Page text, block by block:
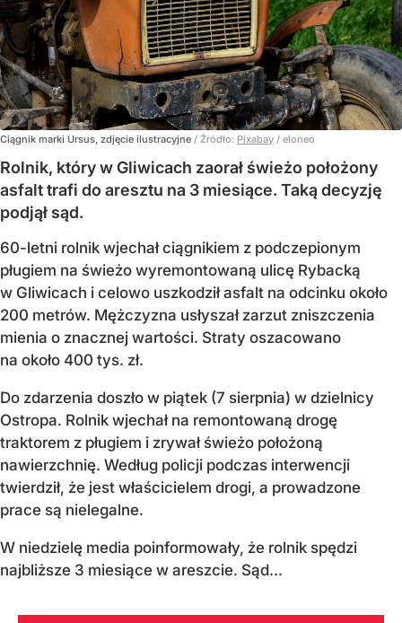
Ciągnik marki Ursus, zdjęcie ilustracyjne / Źródło: Pixabay / eloneo
Rolnik, który w Gliwicach zaorał świeżo położony
asfalt trafi do aresztu na 3 miesiące. Taką decyzję
podjął sąd.
60-letni rolnik wjechał ciągnikiem z podczepionym
pługiem na świeżo wyremontowaną ulicę Rybacką
w Gliwicach i celowo uszkodził asfalt na odcinku około
200 metrów. Mężczyzna usłyszał zarzut zniszczenia
mienia o znacznej wartości. Straty oszacowano
na około 400 tys. zł.
Do zdarzenia doszło w piątek (7 sierpnia) w dzielnicy
Ostropa. Rolnik wjechał na remontowaną drogę
traktorem z pługiem i zrywał świeżo położoną
nawierzchnię. Według policji podczas interwencji
twierdził, że jest właścicielem drogi, a prowadzone
prace są nielegalne.
W niedzielę media poinformowały, że rolnik spędzi
najbliższe 3 miesiące w areszcie. Sąd...